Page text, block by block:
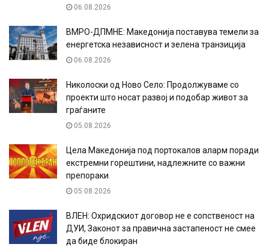
06.08.2026
ВМРО-ДПМНЕ: Македонија поставува темели за
енергетска независност и зелена транзиција
06.08.2026
Николоски од Ново Село: Продолжуваме со
проекти што носат развој и подобар живот за
граѓаните
05.08.2026
Цела Македонија под портокалов аларм поради
екстремни горештини, надлежните со важни
препораки
05.08.2026
ВЛЕН: Охридскиот договор не е сопственост на
ДУИ, Законот за правична застапеност не смее
да биде блокиран